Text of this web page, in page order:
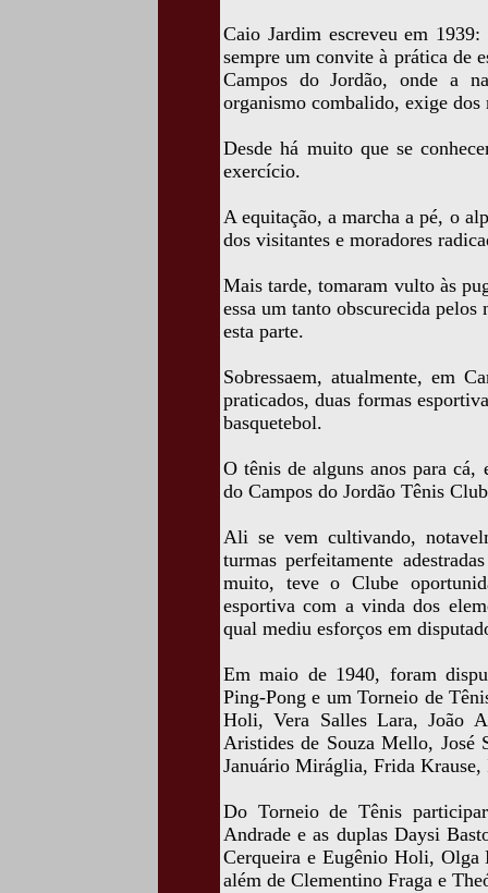
Caio Jardim escreveu em
sempre um convite à prática de
Campos do Jordão, onde a
organismo combalido, exige
Desde há muito que se
exercício.
A equitação, a marcha a pé, o
dos visitantes e moradores
Mais tarde, tomaram vulto às
essa um tanto obscurecida pelos
esta parte.
Sobressaem, atualmente, em
praticados, duas formas
basquetebol.
O tênis de alguns anos para cá,
do Campos do Jordão Tênis
Ali se vem cultivando,
turmas perfeitamente
muito, teve o Clube
esportiva com a vinda dos
qual mediu esforços em
Em maio de 1940, foram
Ping-Pong e um Torneio de
Holi, Vera Salles Lara, João
Aristides de Souza Mello, José
Januário Miráglia, Frida
Do Torneio de Tênis
Andrade e as duplas Daysi
Cerqueira e Eugênio Holi, Olga
além de Clementino Fraga e